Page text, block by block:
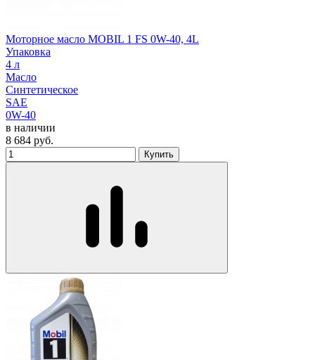
Моторное масло MOBIL 1 FS 0W-40, 4L
Упаковка
4 л
Масло
Синтетическое
SAE
0W-40
в наличии
8 684 руб.
Купить